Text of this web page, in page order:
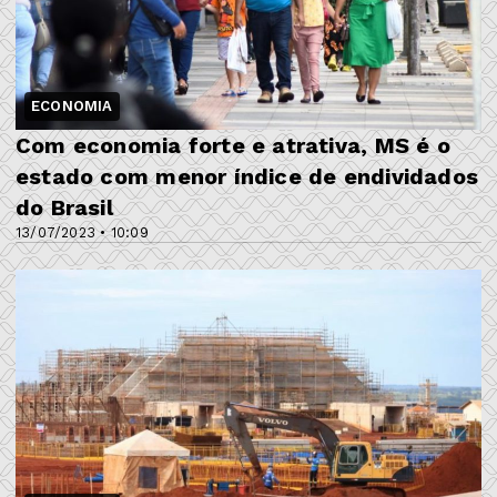
ECONOMIA
13/07/2023 • 10:09
Com economia forte e atrativa, MS é o
estado com menor índice de endividados
do Brasil